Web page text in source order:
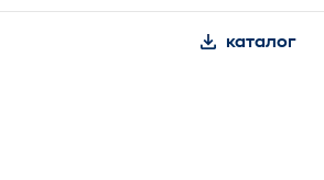
каталог